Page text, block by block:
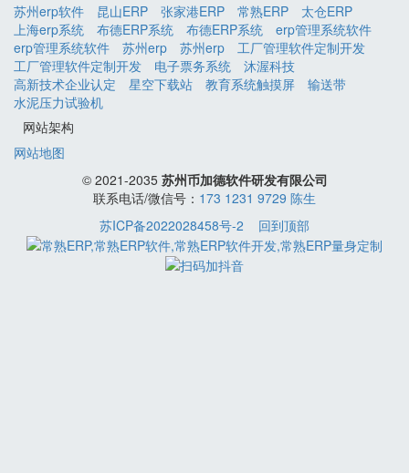
苏州erp软件
昆山ERP 张家港ERP 常熟ERP
太仓ERP
上海erp系统
布德ERP系统 布德ERP系统
erp管理系统软件
erp管理系统软件
苏州erp 苏州erp
工厂管理软件定制开发
工厂管理软件定制开发
电子票务系统
沐渥科技
高新技术企业认定
星空下载站 教育系统触摸屏
输送带
水泥压力试验机
网站架构
网站地图
© 2021-2035 苏州币加德软件研发有限公司
联系电话/微信号： 173 1231 9729 陈生
苏ICP备2022028458号-2
回到顶部